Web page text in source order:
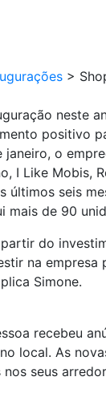
>
neste
positivo
o
I Like Mobis,
seis
mais de 90
do
na
Simone.
recebeu
local. As
seus